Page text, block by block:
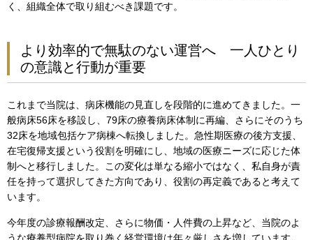
く、組織全体で取り組むべき課題です。
より効率的で無駄のない運営へ 一人ひとり
の意識と行動が重要
これまで当院は、病床機能の見直しを段階的に進めてきました。一
般病床56床を移設し、79床の療養病床体制に再編、さらにそのうち
32床を地域包括ケア病棟へ転換しました。急性期医療の後方支援、
在宅復帰支援という役割を明確にし、地域の医療ニーズに応じた体
制へと移行しました。この変化は単なる縮小ではなく、私自身が責
任を持って選択してきた方向であり、役割の再定義であると考えて
います。
今年度の診療報酬改定、さらに物価・人件費の上昇など、当院のよ